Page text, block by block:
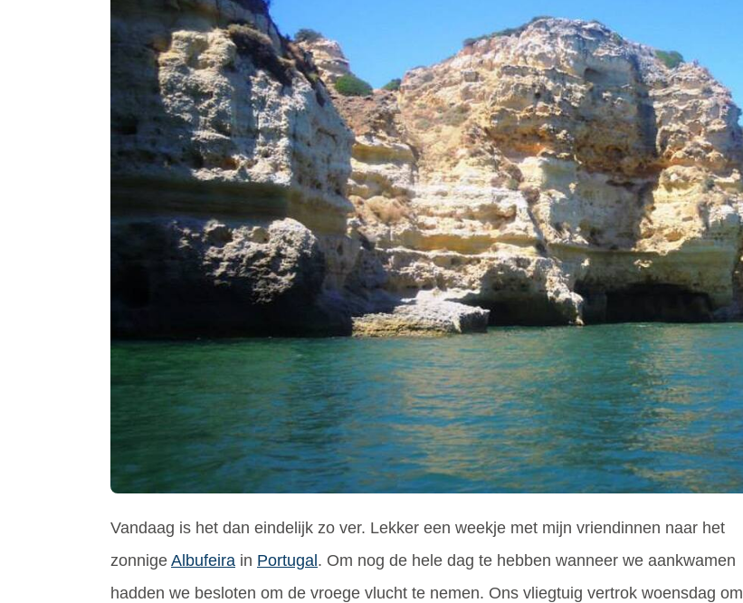
Vandaag is het dan eindelijk zo ver. Lekker een weekje met mijn vriendinnen naar het
zonnige Albufeira in Portugal. Om nog de hele dag te hebben wanneer we aankwamen
hadden we besloten om de vroege vlucht te nemen. Ons vliegtuig vertrok woensdag om